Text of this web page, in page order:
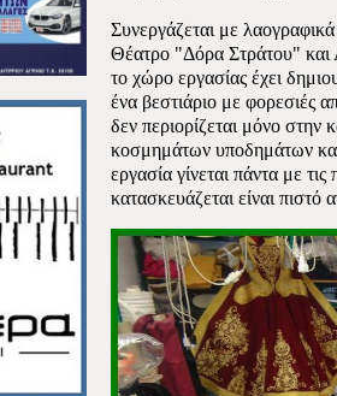
Συνεργάζεται με
Θέατρο "Δόρα Στράτου" και
το χώρο εργασίας έχει
ένα βεστιάριο με φορεσιές
δεν περιορίζεται μόνο
κοσμημάτων υποδημάτων
εργασία γίνεται πάντα με τις
κατασκευάζεται είναι πιστό